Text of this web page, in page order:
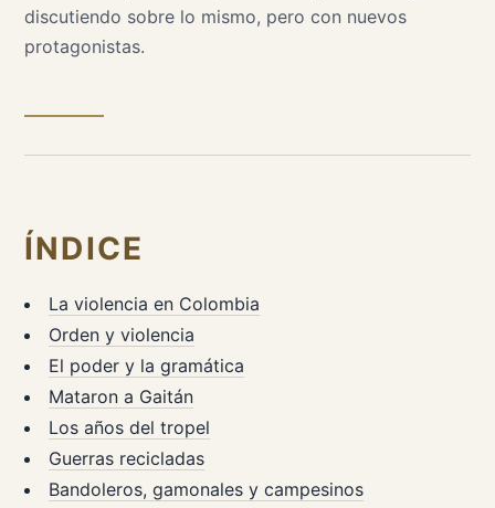
discutiendo sobre lo mismo, pero con nuevos
protagonistas.
ÍNDICE
La violencia en Colombia
Orden y violencia
El poder y la gramática
Mataron a Gaitán
Los años del tropel
Guerras recicladas
Bandoleros, gamonales y campesinos